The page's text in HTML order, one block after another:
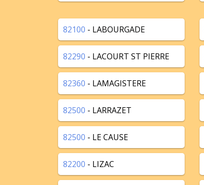
82100 - LABOURGADE
82290 - LACOURT ST PIERRE
82360 - LAMAGISTERE
82500 - LARRAZET
82500 - LE CAUSE
82200 - LIZAC